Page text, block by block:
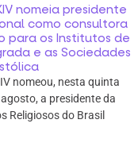
nomeia presidente
como consultora
para os Institutos de
e as Sociedades
nomeou, nesta quinta
a presidente da
Religiosos do Brasil